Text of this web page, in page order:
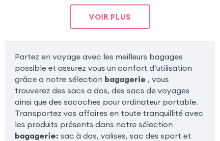
VOIR PLUS
Partez en voyage avec les meilleurs bagages
possible et assurez vous un confort d’utilisation
grâce a notre sélection bagagerie , vous
trouverez des sacs a dos, des sacs de voyages
ainsi que des sacoches pour ordinateur portable.
Transportez vos affaires en toute tranquillité avec
les produits présents dans notre sélection
bagagerie: sac à dos, valises, sac des sport et